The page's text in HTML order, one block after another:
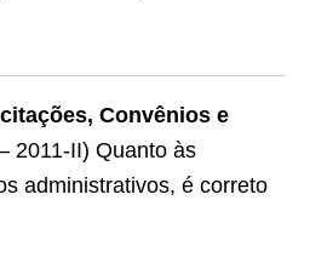
Convênios e
2011-II) Quanto às
administrativos, é correto